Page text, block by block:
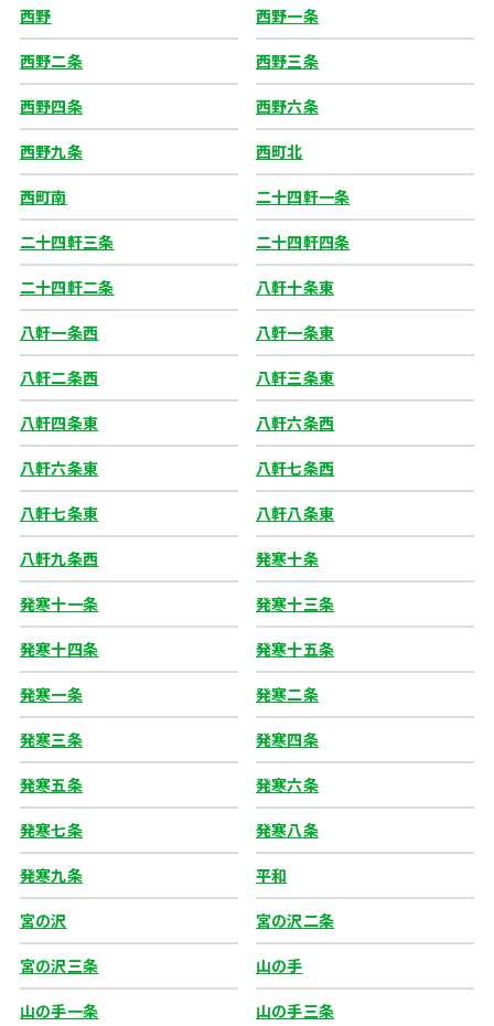
西野 西野一条
西野二条 西野三条
西野四条 西野六条
西野九条 西町北
西町南 二十四軒一条
二十四軒三条 二十四軒四条
二十四軒二条 八軒十条東
八軒一条西 八軒一条東
八軒二条西 八軒三条東
八軒四条東 八軒六条西
八軒六条東 八軒七条西
八軒七条東 八軒八条東
八軒九条西 発寒十条
発寒十一条 発寒十三条
発寒十四条 発寒十五条
発寒一条 発寒二条
発寒三条 発寒四条
発寒五条 発寒六条
発寒七条 発寒八条
発寒九条 平和
宮の沢 宮の沢二条
宮の沢三条 山の手
山の手一条 山の手三条